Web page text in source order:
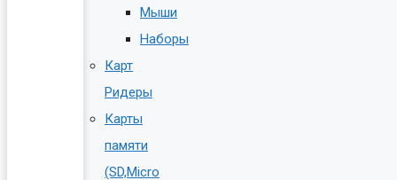
Мыши
Наборы
Карт
Ридеры
Карты
памяти
(SD,Micro